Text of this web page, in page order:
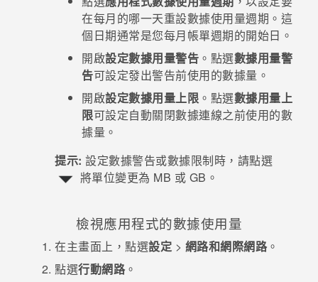
在每月的哪一天重設數據使用量週期。這
個日期通常是您每月帳單週期的開始日。
開啟設定數據用量警告 。點選數據用量警
告可設定發出警告前使用的數據量。
開啟設定數據用量上限 。點選數據用量上
限可設定自動關閉數據連線之前使用的數
據量。
提示: 設定數據警告或數據限制時，請點選
將單位變更為 MB 或 GB。
檢視應用程式的數據使用量
在主畫面上，點選設定 > 網路和網際網路。
點選行動網路。